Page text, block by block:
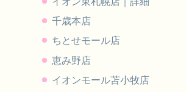
千歳本店
ちとせモール店
恵み野店
イオンモール苫小牧店